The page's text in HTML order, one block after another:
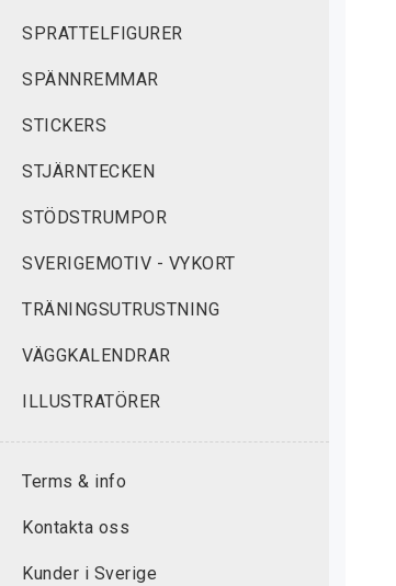
SPRATTELFIGURER
SPÄNNREMMAR
STICKERS
STJÄRNTECKEN
STÖDSTRUMPOR
SVERIGEMOTIV - VYKORT
TRÄNINGSUTRUSTNING
VÄGGKALENDRAR
ILLUSTRATÖRER
Terms & info
Kontakta oss
Kunder i Sverige